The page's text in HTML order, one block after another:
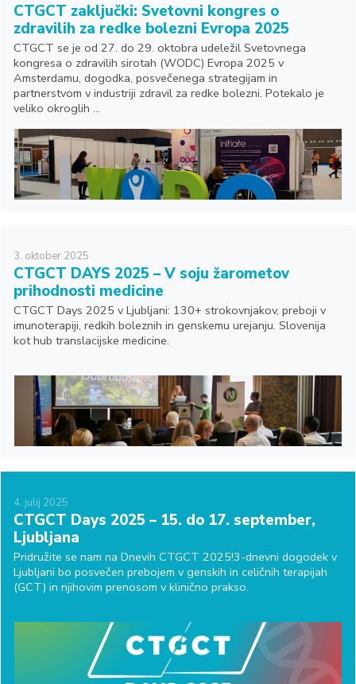
CTGCT zaključki: Svetovni kongres o
zdravilih za redke bolezni Evropa 2025
CTGCT se je od 27. do 29. oktobra udeležil Svetovnega
kongresa o zdravilih sirotah (WODC) Evropa 2025 v
Amsterdamu, dogodka, posvečenega strategijam in
partnerstvom v industriji zdravil za redke bolezni. Potekalo je
veliko okroglih ...
3. oktober 2025
CTGCT DAYS 2025 – V soju žarometov
prihodnosti medicine
CTGCT Days 2025 v Ljubljani: 130+ strokovnjakov, preboji v
imunoterapiji, redkih boleznih in genskemu urejanju. Slovenija
kot hub translacijske medicine.
4. julij 2025
CTGCT Days 2025 – 15. do 17. september,
Ljubljana
Pridružite se nam na Dnevih CTGCT 2025!3-dnevni dogodek v
Ljubljani bo posvečen prebojem v genskih in celičnih terapijah
(GCT) in njihovim prenosom v klinično prakso.